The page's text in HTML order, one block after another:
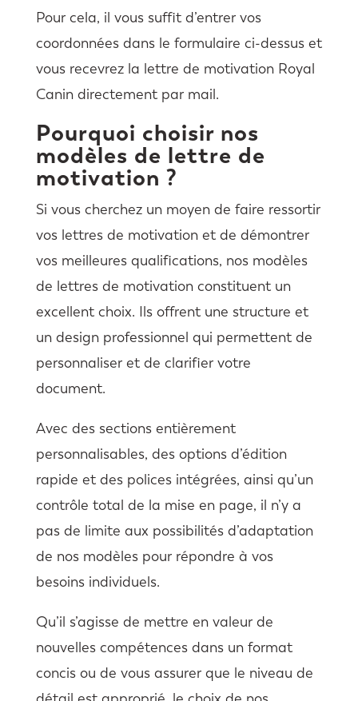
Pour cela, il vous suffit d’entrer vos
coordonnées dans le formulaire ci-dessus et
vous recevrez la lettre de motivation Royal
Canin directement par mail.
Pourquoi choisir nos
modèles de lettre de
motivation ?
Si vous cherchez un moyen de faire ressortir
vos lettres de motivation et de démontrer
vos meilleures qualifications, nos modèles
de lettres de motivation constituent un
excellent choix. Ils offrent une structure et
un design professionnel qui permettent de
personnaliser et de clarifier votre
document.
Avec des sections entièrement
personnalisables, des options d’édition
rapide et des polices intégrées, ainsi qu’un
contrôle total de la mise en page, il n’y a
pas de limite aux possibilités d’adaptation
de nos modèles pour répondre à vos
besoins individuels.
Qu’il s’agisse de mettre en valeur de
nouvelles compétences dans un format
concis ou de vous assurer que le niveau de